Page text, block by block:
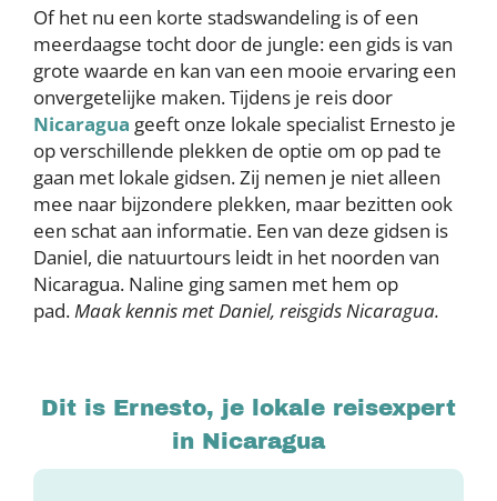
Of het nu een korte stadswandeling is of een
meerdaagse tocht door de jungle: een gids is van
grote waarde en kan van een mooie ervaring een
onvergetelijke maken. Tijdens je reis door
Nicaragua geeft onze lokale specialist Ernesto je
op verschillende plekken de optie om op pad te
gaan met lokale gidsen. Zij nemen je niet alleen
mee naar bijzondere plekken, maar bezitten ook
een schat aan informatie. Een van deze gidsen is
Daniel, die natuurtours leidt in het noorden van
Nicaragua. Naline ging samen met hem op
pad.Maak kennis met Daniel, reisgids Nicaragua.
Dit is Ernesto, je lokale reisexpert
in Nicaragua